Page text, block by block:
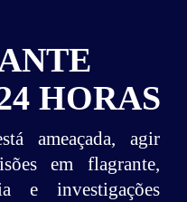
HORAS
ameaçada, agir
em flagrante,
e investigações